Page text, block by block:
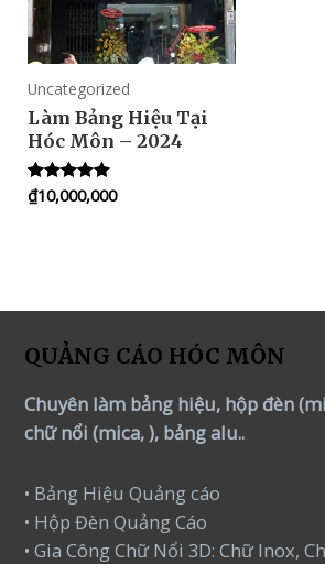
Uncategorized
Làm Bảng Hiệu Tại
Hóc Môn – 2024
Rated
5.00
₫10,000,000
QUẢNG CÁO HÓC MÔN
Chuyên làm bảng hiệu, hộp đèn
chữ nổi (mica, ), bảng alu..
• Bảng Hiệu Quảng cáo
• Hộp Đèn Quảng Cáo
• Gia Công Chữ Nổi 3D: Chữ Inox,